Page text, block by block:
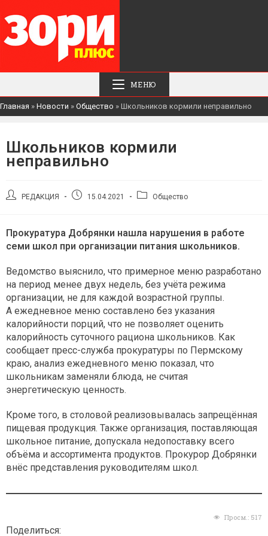
МЕНЮ
Главная » Новости » Общество » Школьников кормили неправильно
Школьников кормили
неправильно
АвторРЕДАКЦИЯ
Запись15.04.2021
РубрикаОбщество
Прокуратура Добрянки нашла нарушения в работе
семи школ при организации питания школьников.
Ведомство выяснило, что примерное меню разработано
на период менее двух недель, без учёта режима
организации, не для каждой возрастной группы.
А ежедневное меню составлено без указания
калорийности порций, что не позволяет оценить
калорийность суточного рациона школьников. Как
сообщает пресс-служба прокуратуры по Пермскому
краю, анализ ежедневного меню показал, что
школьникам заменяли блюда, не считая
энергетическую ценность.
Кроме того, в столовой реализовывалась запрещённая
пищевая продукция. Также организация, поставляющая
школьное питание, допускала недопоставку всего
объёма и ассортимента продуктов. Прокурор Добрянки
внёс представления руководителям школ.
Просм.: 517
Поделиться: